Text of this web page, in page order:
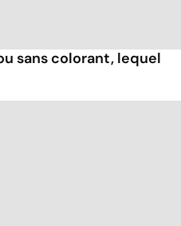
sans colorant, lequel